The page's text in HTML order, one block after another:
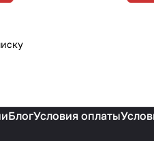
БлогУсловия оплаты